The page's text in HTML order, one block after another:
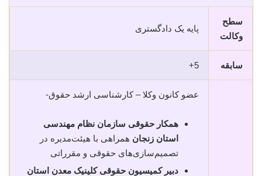
سطح
وکالت
پایه یک دادگستری
سابقه 5+
عضو کانون وکلا – کارشناسی ارشد حقوق-
همکار حقوقی سازمان نظام مهندسی
استان زنجان همراهی با هیئت‌مدیره در
تصمیم‌سازی‌های حقوقی و مقرراتی
دبیر کمیسیون حقوقی کلینیک معدن استان